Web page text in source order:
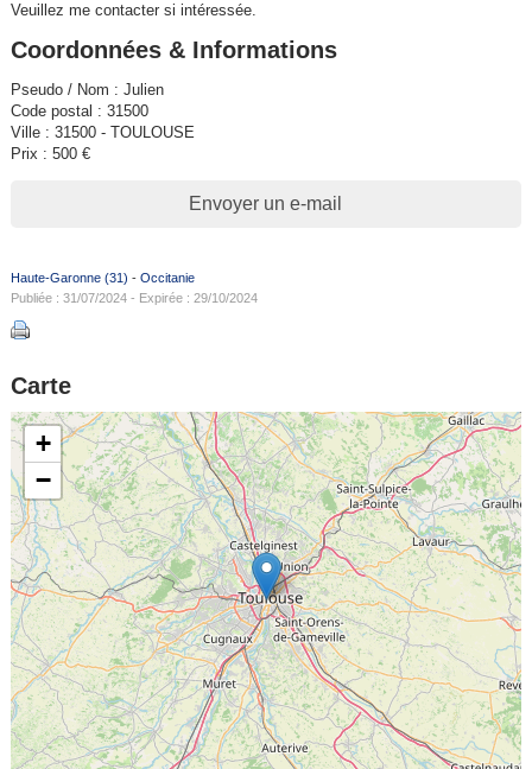
Veuillez me contacter si intéressée.
Coordonnées & Informations
Pseudo / Nom : Julien
Code postal : 31500
Ville : 31500 - TOULOUSE
Prix : 500 €
Envoyer un e-mail
Haute-Garonne (31) - Occitanie
Publiée : 31/07/2024 - Expirée : 29/10/2024
Carte
+
−